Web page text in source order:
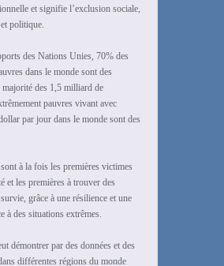
et signifie l’exclusion sociale,
politique.
des Nations Unies, 70% des
dans le monde sont des
majorité des 1,5 milliard de
pauvres vivant avec
par jour dans le monde sont des
à la fois les premières victimes
et les premières à trouver des
grâce à une résilience et une
à des situations extrêmes.
démontrer par des données et des
différentes régions du monde